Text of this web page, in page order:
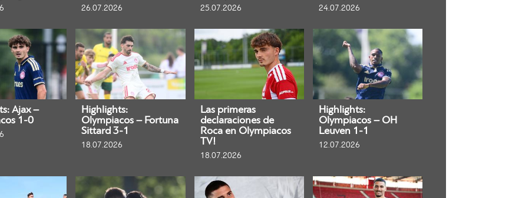
26.07.2026 25.07.2026 24.07.2026
Ajax –
1-0
Highlights:
Olympiacos – Fortuna
Sittard 3-1
18.07.2026
Las primeras
declaraciones de
Roca en Olympiacos
TV!
18.07.2026
Highlights:
Olympiacos – OH
Leuven 1-1
12.07.2026